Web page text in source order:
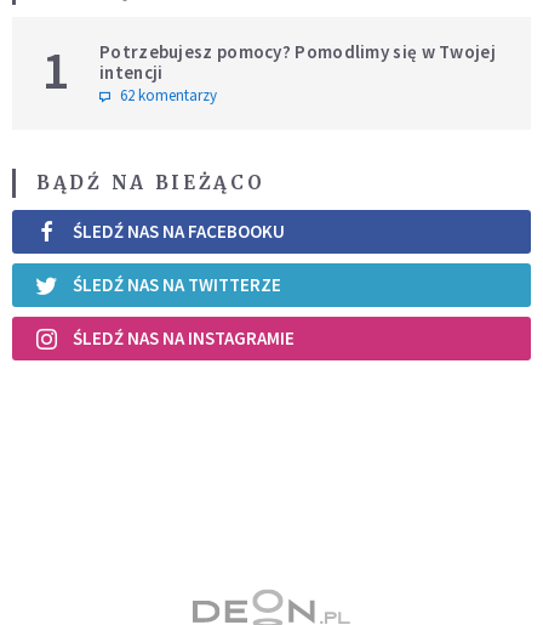
1
Potrzebujesz pomocy? Pomodlimy się w Twojej
intencji
62 komentarzy
BĄDŹ NA BIEŻĄCO
ŚLEDŹ NAS NA FACEBOOKU
ŚLEDŹ NAS NA TWITTERZE
ŚLEDŹ NAS NA INSTAGRAMIE